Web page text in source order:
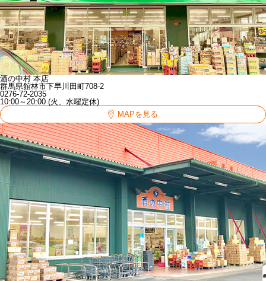
酒の中村 本店
群馬県館林市下早川田町708-2
0276-72-2035
10:00～20:00 (火、水曜定休)
MAPを見る